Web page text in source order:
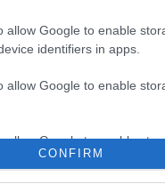
allow Google to enable
identifiers in apps.
allow Google to enable
allow Google to enable
allow Google to enable
CONFIRM
πρέσβη τηςνα
από την
την οποία
το
η χώρα του τα